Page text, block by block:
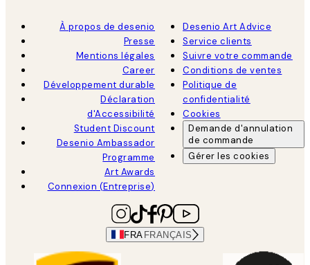
À propos de desenio
Presse
Mentions légales
Career
Développement durable
Déclaration
d'Accessibilité
Student Discount
Desenio Ambassador
Programme
Art Awards
Connexion (Entreprise)
Desenio Art Advice
Service clients
Suivre votre commande
Conditions de ventes
Politique de
confidentialité
Cookies
Demande d'annulation
de commande
Gérer les cookies
FRA FRANÇAIS